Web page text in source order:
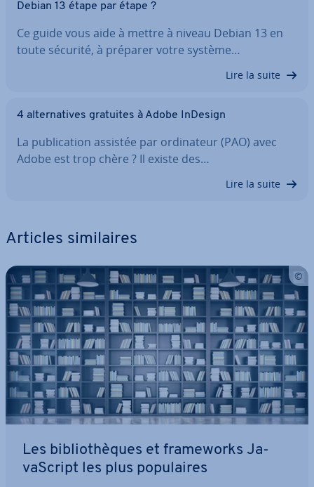
Debian 13 étape par étape ?
Ce guide vous aide à mettre à niveau Debian 13 en
toute sécurité, à préparer votre système…
Lire la suite
4 al­ter­na­tives gratuites à Adobe InDesign
La pu­bli­ca­tion assistée par or­di­na­teur (PAO) avec
Adobe est trop chère ? Il existe des…
Lire la suite
Articles si­mi­laires
Les bi­blio­thèques et fra­me­works Ja­
vaS­cript les plus po­pu­laires